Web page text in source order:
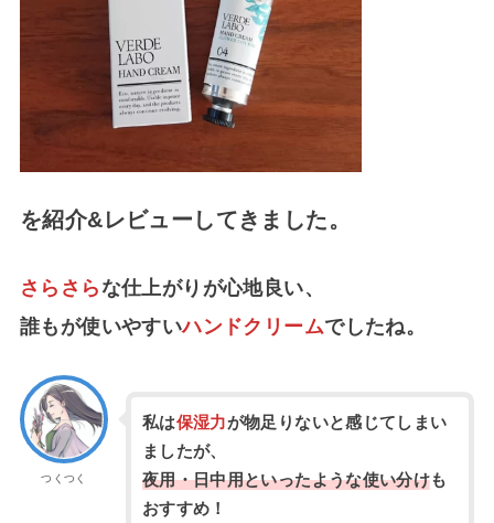
を紹介&レビューしてきました。
さらさらな仕上がりが心地良い、
誰もが使いやすいハンドクリームでしたね。
つくつく
私は保湿力が物足りないと感じてしまい
ましたが、
夜用・日中用といったような使い分けも
おすすめ！